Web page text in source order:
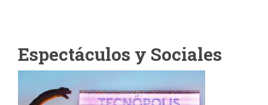
Espectáculos y Sociales